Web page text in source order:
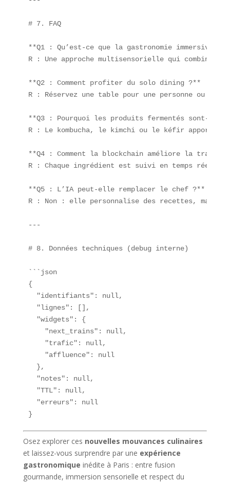
# 7. FAQ
**Q1 : Qu’est-ce que la gastronomie immersive
R : Une approche multisensorielle qui combine
**Q2 : Comment profiter du solo dining ?**
R : Réservez une table pour une personne ou
**Q3 : Pourquoi les produits fermentés sont-
R : Le kombucha, le kimchi ou le kéfir
**Q4 : Comment la blockchain améliore la
R : Chaque ingrédient est suivi en temps réel,
**Q5 : L’IA peut-elle remplacer le chef ?**
R : Non : elle personnalise des recettes, mais
---
# 8. Données techniques (debug interne)
```json
{
  "identifiants": null,
  "lignes": [],
  "widgets": {
    "next_trains": null,
    "trafic": null,
    "affluence": null
  },
  "notes": null,
  "TTL": null,
  "erreurs": null
}
Osez explorer ces nouvelles mouvances culinaires
et laissez-vous surprendre par une expérience
gastronomique inédite à Paris : entre fusion
gourmande, immersion sensorielle et respect du